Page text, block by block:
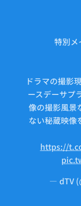
特別メ
ドラマの撮影
ースデーサプ
像の撮影風景
ない秘蔵映像
https://
— dTV